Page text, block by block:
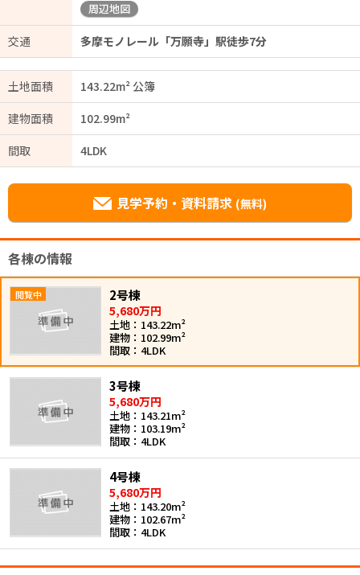
周辺地図
交通 多摩モノレール「万願寺」駅徒歩7分
土地面積
143.22m² 公簿
建物面積
102.99m²
間取
4LDK
見学予約・資料請求 (無料)
各棟の情報
2号棟
5,680万円
土地：143.22m²
建物：102.99m²
間取：4LDK
3号棟
5,680万円
土地：143.21m²
建物：103.19m²
間取：4LDK
4号棟
5,680万円
土地：143.20m²
建物：102.67m²
間取：4LDK